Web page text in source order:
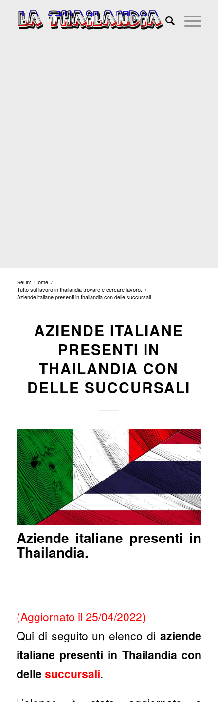
Sei in: Home /
Tutto sul lavoro in thailandia trovare e cercare lavoro. /
Aziende italiane presenti in thailandia con delle succursali
AZIENDE ITALIANE
PRESENTI IN
THAILANDIA CON
DELLE SUCCURSALI
Aziende italiane presenti in
Thailandia.
(Aggiornato il 25/04/2022)
Qui di seguito un elenco diaziende
italiane presenti in Thailandia con
delle succursali.